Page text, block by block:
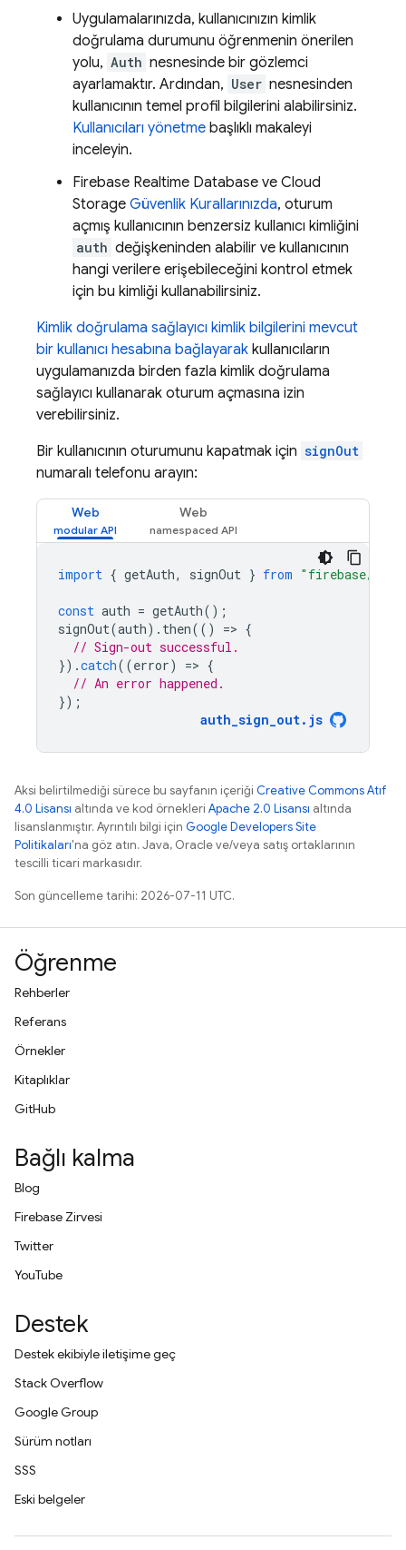
Uygulamalarınızda, kullanıcınızın kimlik
doğrulama durumunu öğrenmenin önerilen
yolu, Auth nesnesinde bir gözlemci
ayarlamaktır. Ardından, User nesnesinden
kullanıcının temel profil bilgilerini alabilirsiniz.
Kullanıcıları yönetme başlıklı makaleyi
inceleyin.
Firebase Realtime Database ve Cloud
Storage Güvenlik Kurallarınızda, oturum
açmış kullanıcının benzersiz kullanıcı kimliğini
auth değişkeninden alabilir ve kullanıcının
hangi verilere erişebileceğini kontrol etmek
için bu kimliği kullanabilirsiniz.
Kimlik doğrulama sağlayıcı kimlik bilgilerini mevcut
bir kullanıcı hesabına bağlayarak kullanıcıların
uygulamanızda birden fazla kimlik doğrulama
sağlayıcı kullanarak oturum açmasına izin
verebilirsiniz.
Bir kullanıcının oturumunu kapatmak için signOut
numaralı telefonu arayın:
Web Web
import { getAuth, signOut } from "firebase/
const auth = getAuth();
signOut(auth). then(() => {
// Sign-out successful.
}).catch((error) => {
// An error happened.
});
auth_sign_out. js
Aksi belirtilmediği sürece bu sayfanın içeriği Creative Commons Atıf
4.0 Lisansı altında ve kod örnekleri Apache 2.0 Lisansı altında
lisanslanmıştır. Ayrıntılı bilgi için Google Developers Site
Politikaları'na göz atın. Java, Oracle ve/veya satış ortaklarının
tescilli ticari markasıdır.
Son güncelleme tarihi: 2026-07-11 UTC.
Öğrenme
Rehberler
Referans
Örnekler
Kitaplıklar
GitHub
Bağlı kalma
Blog
Firebase Zirvesi
Twitter
YouTube
Destek
Destek ekibiyle iletişime geç
Stack Overflow
Google Group
Sürüm notları
SSS
Eski belgeler